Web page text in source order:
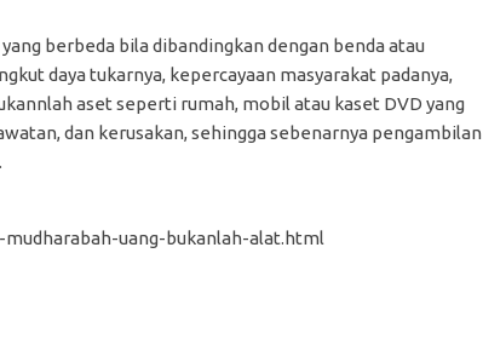
berbeda bila dibandingkan dengan benda atau
daya tukarnya, kepercayaan masyarakat padanya,
aset seperti rumah, mobil atau kaset DVD yang
dan kerusakan, sehingga sebenarnya pengambilan
uang-bukanlah-alat.html